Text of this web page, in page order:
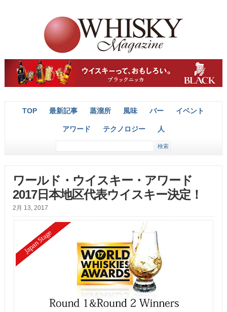
TOP 最新記事 蒸溜所 風味 バー イベント
アワード テクノロジー 人
ワールド・ウイスキー・アワード
2017日本地区代表ウイスキー決定！
2月 13, 2017